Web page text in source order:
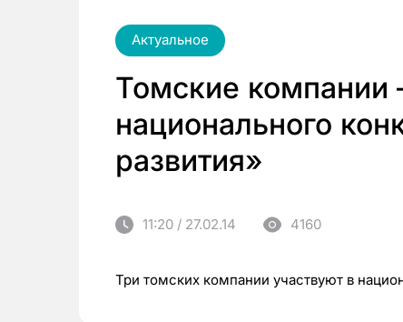
Актуальное
Томские компании
национального
развития»
11:20 / 27.02.14 4160
Три томских компании участвуют в